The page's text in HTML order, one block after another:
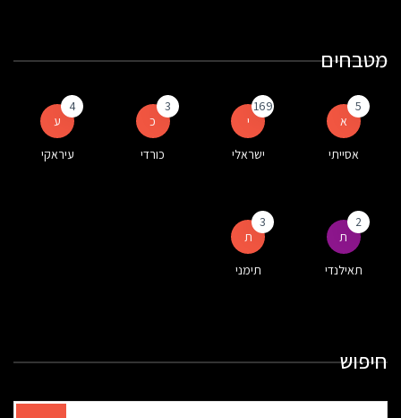
מטבחים
א
5
אסייתי
י
169
ישראלי
כ
3
כורדי
ע
4
עיראקי
ת
2
תאילנדי
ת
3
תימני
חיפוש